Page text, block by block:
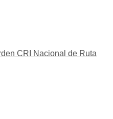
CRI Nacional de Ruta